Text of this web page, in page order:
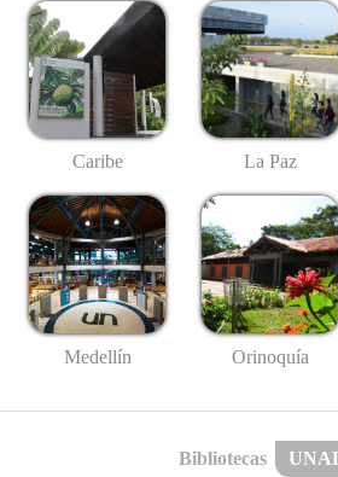
Caribe La Paz
Medellín Orinoquía
Bibliotecas